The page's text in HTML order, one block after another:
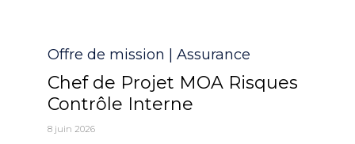
Catégorie
Offre de mission | Assurance
Chef de Projet MOA Risques
Contrôle Interne
8 juin 2026